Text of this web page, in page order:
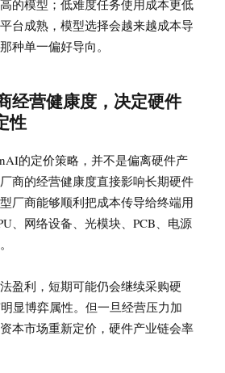
的模型；低难度任务使用成本更低
台成熟，模型选择会越来越成本导
种单一偏好导向。
经营健康度，决定硬件
性
的定价策略，并不是偏离硬件产
商的经营健康度直接影响长期硬件
厂商能够顺利把成本传导给终端用
、网络设备、光模块、PCB、电源
盈利，短期可能仍会继续采购硬
显博弈属性。但一旦经营压力加
本市场重新定价，硬件产业链会率